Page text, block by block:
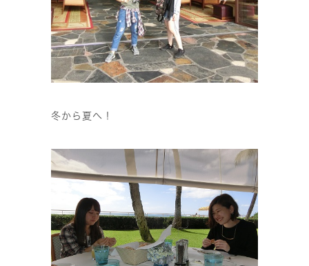
冬から夏へ！